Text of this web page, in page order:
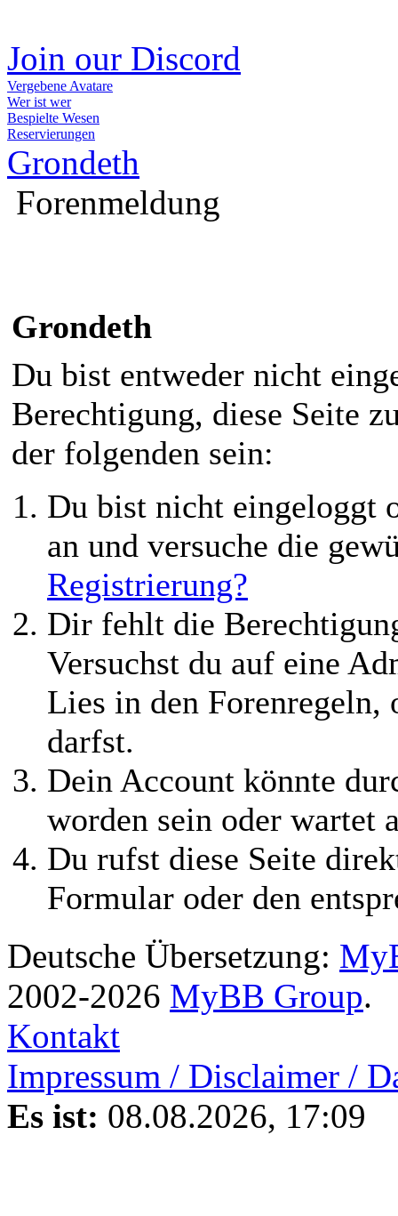
Join our Discord
Vergebene Avatare
Wer ist wer
Bespielte Wesen
Reservierungen
Grondeth
Forenmeldung
Grondeth
Du bist entweder nicht
Berechtigung, diese Seite
der folgenden sein:
Du bist nicht eingeloggt
an und versuche die
Registrierung?
Dir fehlt die
Versuchst du auf eine
Lies in den Forenregeln,
darfst.
Dein Account könnte
worden sein oder wartet
Du rufst diese Seite
Formular oder den
Deutsche Übersetzung:
2002-2026 MyBB Group.
Kontakt
Impressum / Disclaimer /
Es ist: 08.08.2026, 17:09